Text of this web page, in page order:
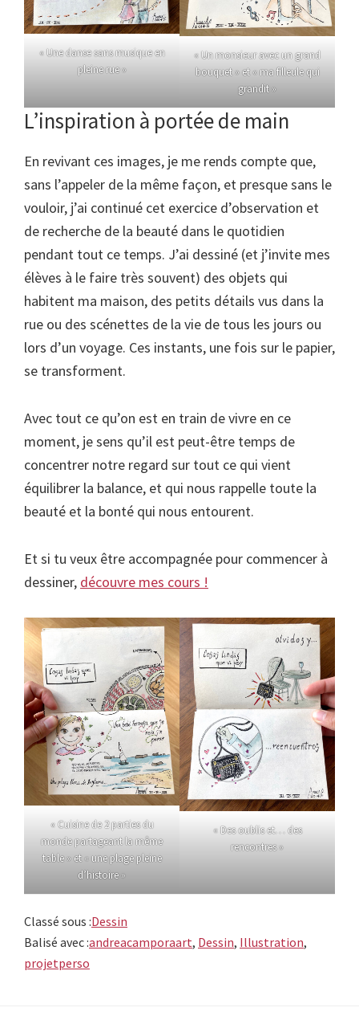
« Une danse sans musique en
pleine rue »
« Un monsieur avec un grand
bouquet » et « ma filleule qui
grandit »
L’inspiration à portée de main
En revivant ces images, je me rends compte que,
sans l’appeler de la même façon, et presque sans le
vouloir, j’ai continué cet exercice d’observation et
de recherche de la beauté dans le quotidien
pendant tout ce temps. J’ai dessiné (et j’invite mes
élèves à le faire très souvent) des objets qui
habitent ma maison, des petits détails vus dans la
rue ou des scénettes de la vie de tous les jours ou
lors d’un voyage. Ces instants, une fois sur le papier,
se transforment.
Avec tout ce qu’on est en train de vivre en ce
moment, je sens qu’il est peut-être temps de
concentrer notre regard sur tout ce qui vient
équilibrer la balance, et qui nous rappelle toute la
beauté et la bonté qui nous entourent.
Et si tu veux être accompagnée pour commencer à
dessiner, découvre mes cours !
« Cuisine de 2 parties du
monde partageant la même
table » et « une plage pleine
d’histoire »
« Des oublis et… des
rencontres »
Classé sous :Dessin
Balisé avec :andreacamporaart, Dessin, Illustration,
projetperso